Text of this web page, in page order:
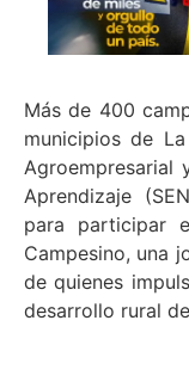
Más de 400
municipios de
Agroempresarial
Aprendizaje
para participar
Campesino, una
de quienes
desarrollo rural